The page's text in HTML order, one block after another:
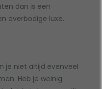
dan is een
overbodige luxe.
je niet altijd evenveel
Heb je weinig